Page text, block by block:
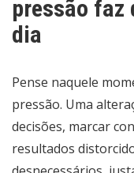
pressão faz
dia
Pense naquele
pressão. Uma
decisões, marcar
resultados